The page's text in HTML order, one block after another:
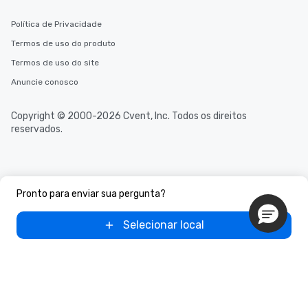
Pronto para enviar sua pergunta?
Selecionar local
Política de Privacidade
Termos de uso do produto
Termos de uso do site
Anuncie conosco
Copyright © 2000-2026 Cvent, Inc. Todos os direitos
reservados.